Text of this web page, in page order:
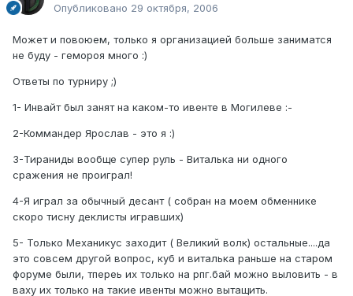
Опубликовано 29 октября, 2006
Может и повоюем, только я организацией больше заниматся
не буду - гемороя много :)
Ответы по турниру ;)
1- Инвайт был занят на каком-то ивенте в Могилеве :-
2-Коммандер Ярослав - это я :)
3-Тираниды вообще супер руль - Виталька ни одного
сражения не проиграл!
4-Я играл за обычный десант ( собран на моем обменнике
скоро тисну деклисты игравших)
5- Только Механикус заходит ( Великий волк) остальные....да
это совсем другой вопрос, куб и виталька раньше на старом
форуме были, тпереь их только на рпг.бай можно выловить - в
ваху их только на такие ивенты можно вытащить.